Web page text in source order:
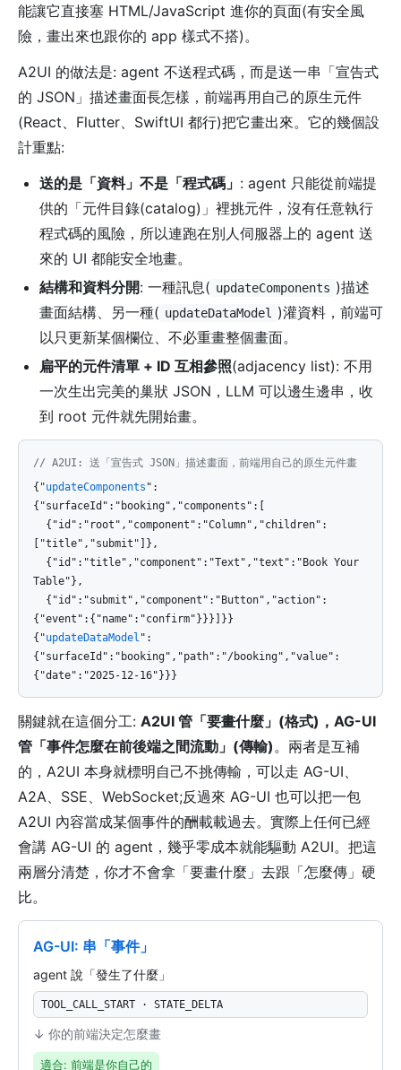
能讓它直接塞 HTML/JavaScript 進你的頁面(有安全風
險，畫出來也跟你的 app 樣式不搭)。
A2UI 的做法是: agent 不送程式碼，而是送一串「宣告式
的 JSON」描述畫面長怎樣，前端再用自己的原生元件
(React、Flutter、SwiftUI 都行)把它畫出來。它的幾個設
計重點:
送的是「資料」不是「程式碼」 : agent 只能從前端提
供的「元件目錄(catalog)」裡挑元件，沒有任意執行
程式碼的風險，所以連跑在別人伺服器上的 agent 送
來的 UI 都能安全地畫。
結構和資料分開: 一種訊息( updateComponents )描述
畫面結構、另一種( updateDataModel
)灌資料，前端可
以只更新某個欄位、不必重畫整個畫面。
扁平的元件清單 + ID 互相參照(adjacency list): 不用
一次生出完美的巢狀 JSON，LLM 可以邊生邊串，收
到 root 元件就先開始畫。
// A2UI: 送「宣告式 JSON」描述畫面，前端用自己的原生元件畫
{"updateComponents ":
{"surfaceId":"booking","components":[
{"id":"root","component":"Column","children":
["title","submit"]},
{"id":"title","component":"Text","text":"Book Your
Table"},
{"id":"submit","component":"Button","action":
{"event":{"name":"confirm"}}}]}}
{"updateDataModel ":
{"surfaceId":"booking","path":"/booking","value":
{"date":"2025-12-16"}}}
關鍵就在這個分工: A2UI 管「要畫什麼」(格式)，AG-UI
管「事件怎麼在前後端之間流動」(傳輸) 。兩者是互補
的，A2UI 本身就標明自己不挑傳輸，可以走 AG-UI、
A2A、SSE、WebSocket;反過來 AG-UI 也可以把一包
A2UI 內容當成某個事件的酬載載過去。實際上任何已經
會講 AG-UI 的 agent，幾乎零成本就能驅動 A2UI。把這
兩層分清楚，你才不會拿「要畫什麼」去跟「怎麼傳」硬
比。
AG-UI: 串「事件」
agent 說「發生了什麼」
TOOL_CALL_START · STATE_DELTA
↓ 你的前端決定怎麼畫
適合: 前端是你自己的